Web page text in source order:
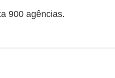
900 agências.